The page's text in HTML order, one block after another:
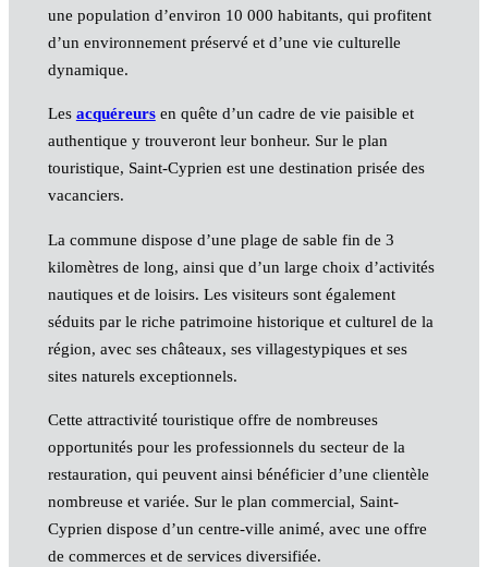
une population d’environ 10 000 habitants, qui profitent
d’un environnement préservé et d’une vie culturelle
dynamique.
Les acquéreursen quête d’un cadre de vie paisible et
authentique y trouveront leur bonheur. Sur le plan
touristique, Saint-Cyprien est une destination prisée des
vacanciers.
La commune dispose d’une plage de sable fin de 3
kilomètres de long, ainsi que d’un large choix d’activités
nautiques et de loisirs. Les visiteurs sont également
séduits par le riche patrimoine historique et culturel de la
région, avec ses châteaux, ses villagestypiques et ses
sites naturels exceptionnels.
Cette attractivité touristique offre de nombreuses
opportunités pour les professionnels du secteur de la
restauration, qui peuvent ainsi bénéficier d’une clientèle
nombreuse et variée. Sur le plan commercial, Saint-
Cyprien dispose d’un centre-ville animé, avec une offre
de commerces et de services diversifiée.